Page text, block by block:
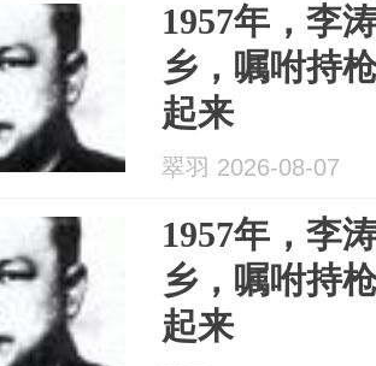
1957年，李
乡，嘱咐持
起来
翠羽 2026-08-07
1957年，李
乡，嘱咐持
起来